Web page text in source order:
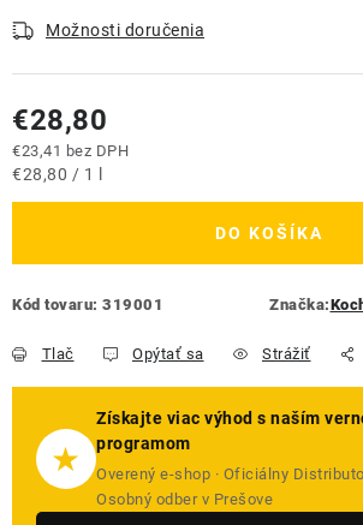
Možnosti doručenia
€28,80
€23,41 bez DPH
Jednotková cena:
€28,80 / 1 l
DO KOŠÍKA
Kód tovaru: 319001 Značka:
Tlač Opýtať sa Strážiť
★
Získajte viac výhod s naším
programom
Overený e-shop · Oficiálny
Osobný odber v Prešove